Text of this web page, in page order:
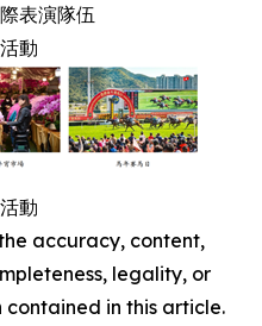
表演隊伍
動
動
accuracy, content,
legality, or
in this article.